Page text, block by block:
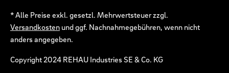
* Alle Preise exkl. gesetzl. Mehrwertsteuer zzgl.
Versandkosten und ggf. Nachnahmegebühren, wenn nicht
anders angegeben.
Copyright 2024 REHAU Industries SE & Co. KG